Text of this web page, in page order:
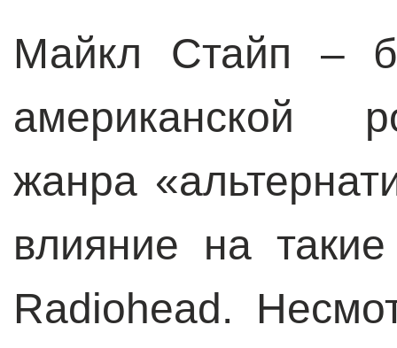
Майкл Стайп –
американской
жанра
влияние на
Radiohead.